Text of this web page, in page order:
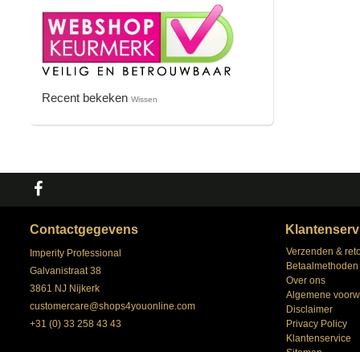
Recent bekeken Wissen
Contactgegevens
Imperity Professional
Galvanistraat 38
3861 NJ Nijkerk
customercare@shops4youonline.com
+31 (0) 33 258 43 43
Verzenden &
Betaalmethoden
Over ons
Algemene
Disclaimer
Privacy Policy
Klantenservice